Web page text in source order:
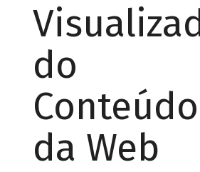
do
Conteúdo
da Web